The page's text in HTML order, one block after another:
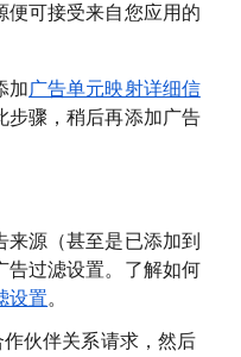
便可接受来自您应用的
加广告单元映射详细信
步骤，稍后再添加广告
来源（甚至是已添加到
告过滤设置。了解如何
设置。
伙伴关系请求，然后